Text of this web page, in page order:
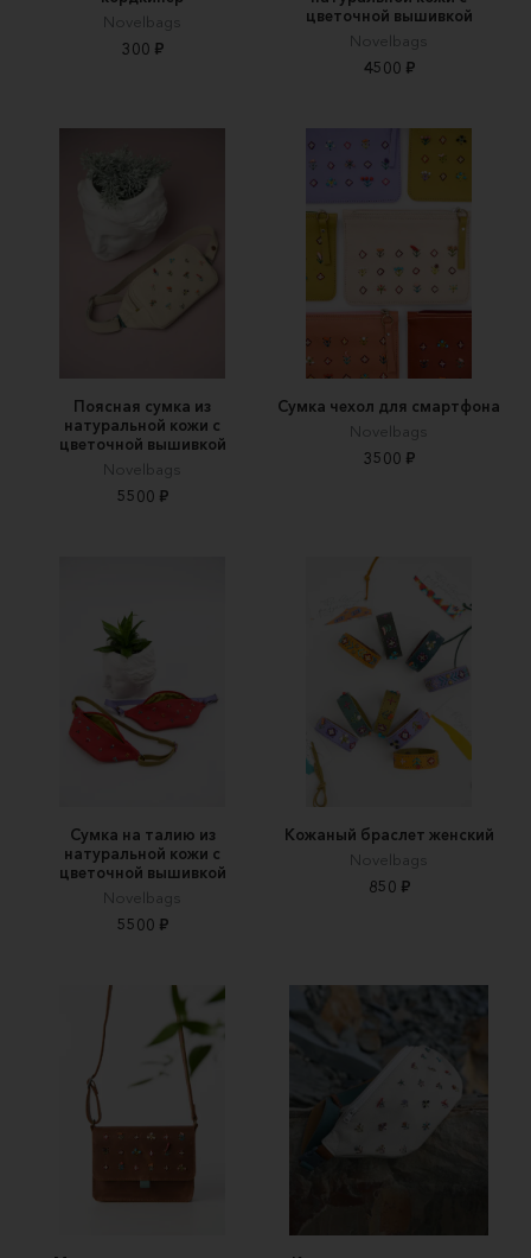
Novelbags
300 ₽
цветочной вышивкой
Novelbags
4500 ₽
Поясная сумка из
натуральной кожи с
цветочной вышивкой
Novelbags
5500 ₽
Сумка чехол для смартфона
Novelbags
3500 ₽
Сумка на талию из
натуральной кожи с
цветочной вышивкой
Novelbags
5500 ₽
Кожаный браслет женский
Novelbags
850 ₽